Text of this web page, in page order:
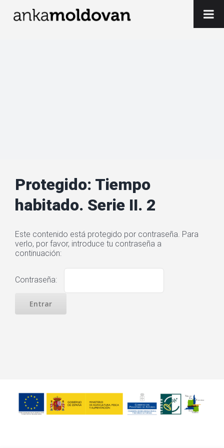
content
Protegido: Tiempo
habitado. Serie II. 2
Este contenido está protegido por contraseña. Para
verlo, por favor, introduce tu contraseña a
continuación:
Contraseña: